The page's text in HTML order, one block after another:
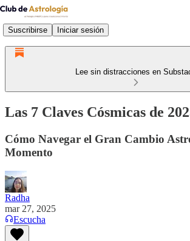
Suscribirse Iniciar sesión
Lee sin distracciones en
Las 7 Claves Cósmicas de
Cómo Navegar el Gran Cambio
Momento
Radha
mar 27, 2025
Escucha